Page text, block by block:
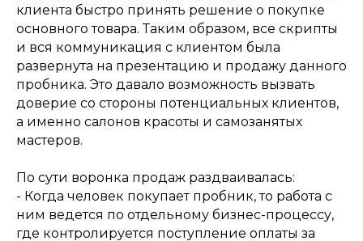
клиента быстро принять решение о покупке
основного товара. Таким образом, все скрипты
и вся коммуникация с клиентом была
развернута на презентацию и продажу данного
пробника. Это давало возможность вызвать
доверие со стороны потенциальных клиентов,
а именно салонов красоты и самозанятых
мастеров.
По сути воронка продаж раздваивалась:
- Когда человек покупает пробник, то работа с
ним ведется по отдельному бизнес-процессу,
где контролируется поступление оплаты за